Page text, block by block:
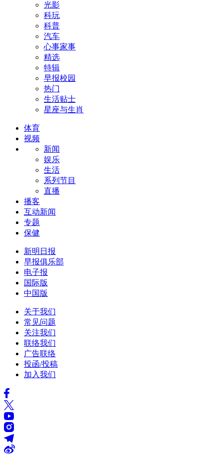
光影
科玩
科普
汽车
心事家事
精选
特辑
早报校园
热门
生活贴士
星座与生肖
体育
视频
新闻
娱乐
生活
系列节目
直播
播客
互动新闻
专题
保健
新明日报
早报俱乐部
电子报
国际版
中国版
关于我们
常见问题
关注我们
联络我们
广告联络
投函/投稿
加入我们